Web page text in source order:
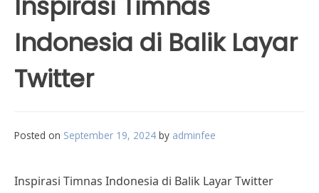
Indonesia di Balik Layar
Twitter
Posted on September 19, 2024 by adminfee
Inspirasi Timnas Indonesia di Balik Layar Twitter